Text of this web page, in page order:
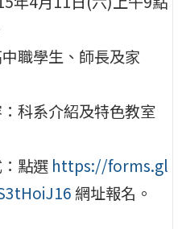
職學生、師長及家
科系介紹及特色教室
點選 https://forms.gl
網址報名。